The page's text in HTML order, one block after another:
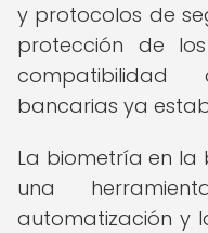
y protocolos de
protección de
bancarias ya
La biometría en
una
automatización y